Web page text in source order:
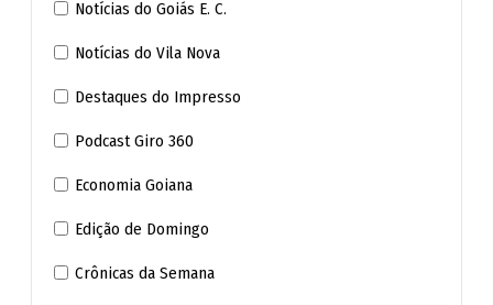
promielocítica é uma leucemia grave e de instalação
rápida, mas que, diferente do que se imagina sobre
"câncer no sangue", é uma das formas de câncer mais
maior risco justamente no atraso do diagnóstico e no
sangramento que pode ocorrer antes do tratamento
começar.
Notícias do Goiás E. C.
Notícias do Vila Nova
Destaques do Impresso
Podcast Giro 360
Economia Goiana
Edição de Domingo
Crônicas da Semana